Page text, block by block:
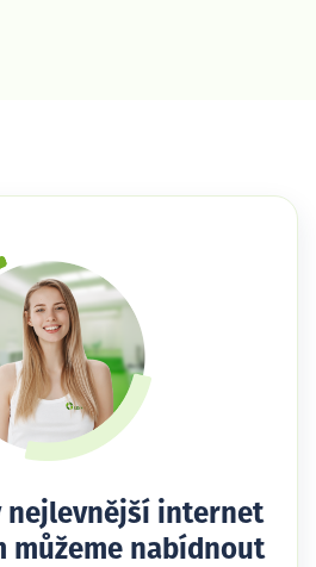
nejlevnější internet
můžeme nabídnout